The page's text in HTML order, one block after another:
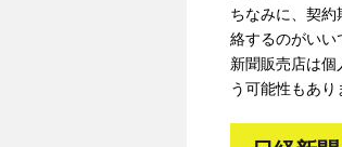
ちなみに、契
絡するのがいい
新聞販売店は個
う可能性もあり